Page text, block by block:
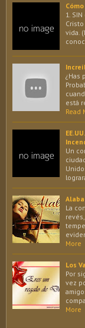
1.
vida.
¿Has
está
Read
Un
La
More
Los
Por
vez
More